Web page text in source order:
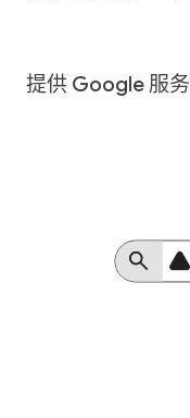
提供 Google 服务